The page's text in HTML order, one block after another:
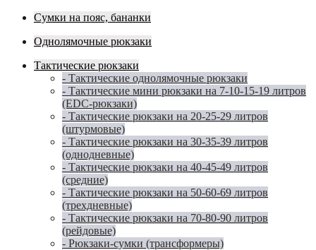
Сумки на пояс, бананки
Однолямочные рюкзаки
Тактические рюкзаки
- Тактические однолямочные рюкзаки
- Тактические мини рюкзаки на 7-10-15-19 литров
(EDC-рюкзаки)
- Тактические рюкзаки на 20-25-29 литров
(штурмовые)
- Тактические рюкзаки на 30-35-39 литров
(однодневные)
- Тактические рюкзаки на 40-45-49 литров
(средние)
- Тактические рюкзаки на 50-60-69 литров
(трехдневные)
- Тактические рюкзаки на 70-80-90 литров
(рейдовые)
- Рюкзаки-сумки (трансформеры)